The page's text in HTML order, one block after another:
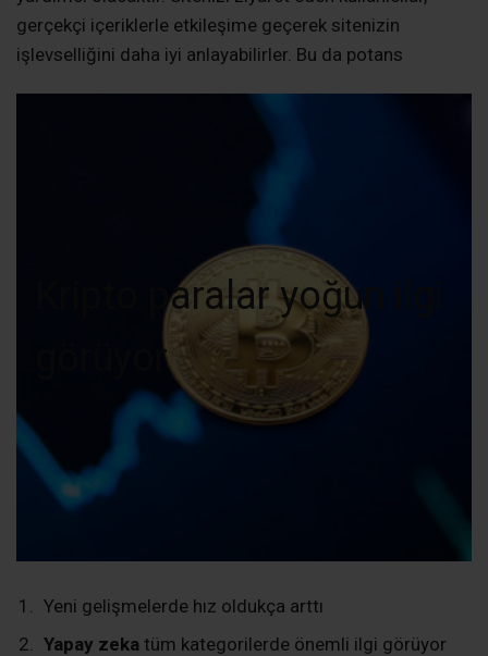
gerçekçi içeriklerle etkileşime geçerek sitenizin
işlevselliğini daha iyi anlayabilirler. Bu da potans
Kripto paralar yoğun ilgi
görüyor
Yeni gelişmelerde hız oldukça arttı
Yapay zeka tüm kategorilerde önemli ilgi görüyor